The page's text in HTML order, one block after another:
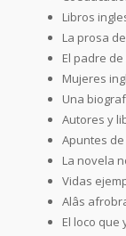
Libros
La prosa
El padre
Mujeres
Una
Autores y
Apuntes
La novela
Vidas
Alâs
El loco que